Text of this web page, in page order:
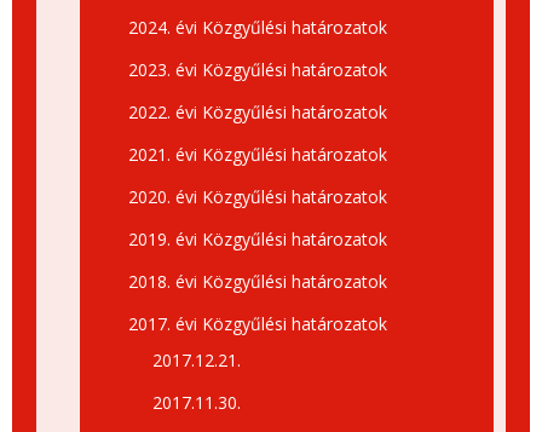
2024. évi Közgyűlési határozatok
2023. évi Közgyűlési határozatok
2022. évi Közgyűlési határozatok
2021. évi Közgyűlési határozatok
2020. évi Közgyűlési határozatok
2019. évi Közgyűlési határozatok
2018. évi Közgyűlési határozatok
2017. évi Közgyűlési határozatok
2017.12.21.
2017.11.30.